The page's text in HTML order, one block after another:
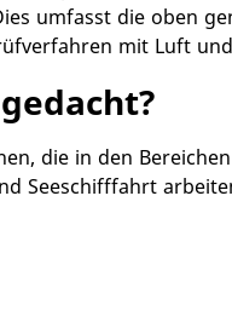
umfasst die oben
mit Luft
die in den
Seeschifffahrt